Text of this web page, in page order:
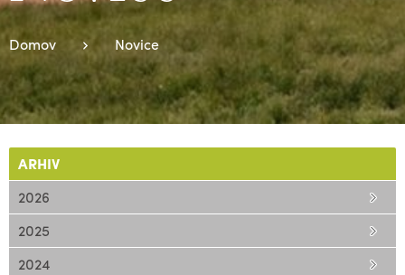
Domov Novice
ARHIV
2026
2025
2024